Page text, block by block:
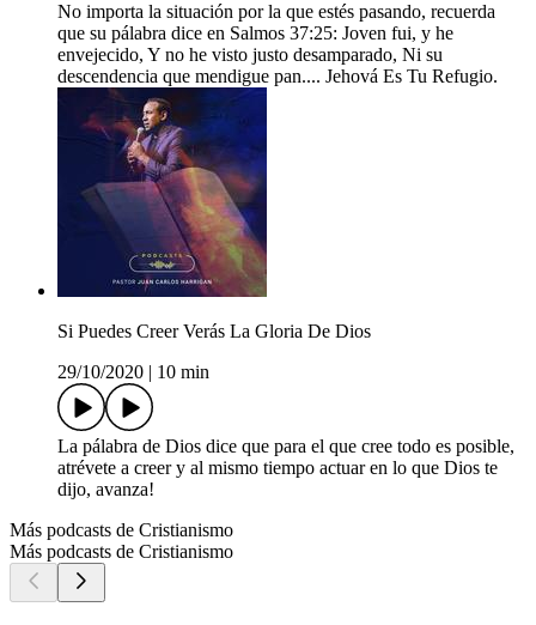
No importa la situación por la que estés pasando, recuerda
que su pálabra dice en Salmos 37:25: Joven fui, y he
envejecido, Y no he visto justo desamparado, Ni su
descendencia que mendigue pan.... Jehová Es Tu Refugio.
Si Puedes Creer Verás La Gloria De Dios
29/10/2020
10 min
La pálabra de Dios dice que para el que cree todo es posible,
atrévete a creer y al mismo tiempo actuar en lo que Dios te
dijo, avanza!
Más podcasts de Cristianismo
Más podcasts de Cristianismo